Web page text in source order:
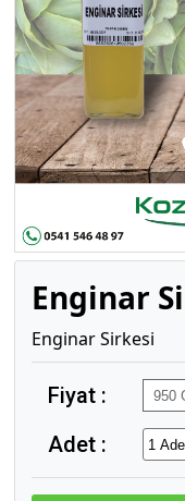
Enginar
Enginar Sirkesi
Fiyat :
Adet :